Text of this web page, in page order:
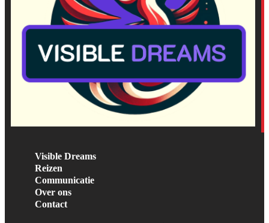
Visible Dreams
Reizen
Communicatie
Over ons
Contact